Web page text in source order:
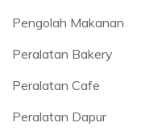
Pengolah Makanan
Peralatan Bakery
Peralatan Cafe
Peralatan Dapur